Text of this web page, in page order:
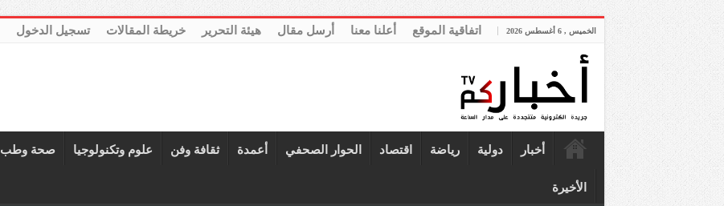
الخميس , 6 أغسطس 2026 اتفاقية الموقع أعلنا معنا أرسل مقال هيئة التحرير خريطة المقالات تسجيل الدخول
أخبار دولية رياضة اقتصاد الحوار الصحفي أعمدة ثقافة وفن علوم وتكنولوجيا صحة وطب
الأخيرة